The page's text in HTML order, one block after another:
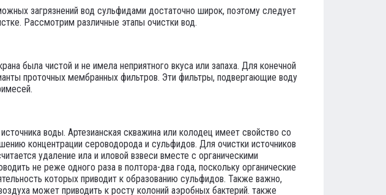
загрязнений вод сульфидами достаточно широк, поэтому следует
Рассмотрим различные этапы очистки вод.
была чистой и не имела неприятного вкуса или запаха. Для конечной
проточных мембранных фильтров. Эти фильтры, подвергающие воду
воды. Артезианская скважина или колодец имеет свойство со
концентрации сероводорода и сульфидов. Для очистки источников
удаление ила и иловой взвеси вместе с органическими
не реже одного раза в полтора-два года, поскольку органические
которых приводит к образованию сульфидов. Также важно,
может приводить к росту колоний аэробных бактерий. также